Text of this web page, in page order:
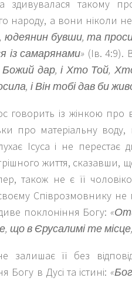
здивувалася такому
народу, а вони ніколи
юдеянин бувши, та
із самарянами» (Ів. 4:9).
дар, і Хто Той,
і Він тобі дав би
говорить із жінкою
про матеріальну
Ісуса і не перестає
життя, сказавши,
також не є її
Співрозмовнику не
поклоніння Богу:
що в Єрусалимі те
залишає її без
Богу в Дусі та істині: